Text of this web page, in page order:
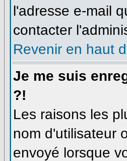
l'adresse e-mail
contacter
Revenir en haut
Je me suis
?!
Les raisons les
nom d'utilisateur
envoyé lorsque